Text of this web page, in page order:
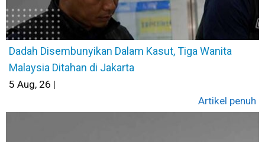
Dadah Disembunyikan Dalam Kasut, Tiga Wanita
Malaysia Ditahan di Jakarta
5 Aug, 26 |
Artikel penuh